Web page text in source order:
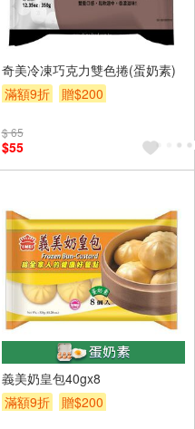
奇美冷凍巧克力雙色捲(蛋奶素)
滿額9折
贈$200
$ 65
$55
義美奶皇包40gx8
滿額9折
贈$200